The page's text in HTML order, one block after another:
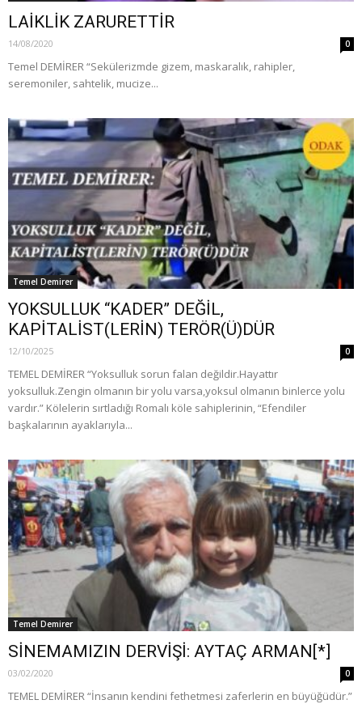
LAİKLİK ZARURETTİR
14/08/2020 0
Temel DEMİRER “Sekülerizmde gizem, maskaralık, rahipler,
seremoniler, sahtelik, mucize...
Temel Demirer
YOKSULLUK “KADER” DEĞİL,
KAPİTALİST(LERİN) TERÖR(Ü)DÜR
12/10/2025 0
TEMEL DEMİRER “Yoksulluk sorun falan değildir.Hayattır
yoksulluk.Zengin olmanın bir yolu varsa,yoksul olmanın binlerce yolu
vardır.” Kölelerin sırtladığı Romalı köle sahiplerinin, “Efendiler
başkalarının ayaklarıyla...
Temel Demirer
SİNEMAMIZIN DERVİŞİ: AYTAÇ ARMAN[*]
03/02/2020 0
TEMEL DEMİRER “İnsanın kendini fethetmesi zaferlerin en büyüğüdür.”